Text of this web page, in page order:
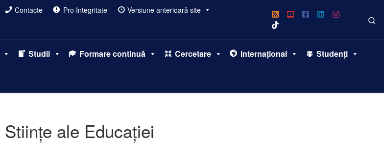
Contacte Pro Integritate
Versiune anterioară site
Studii Formare continuă Cercetare Internațional Studenți
ale Educației